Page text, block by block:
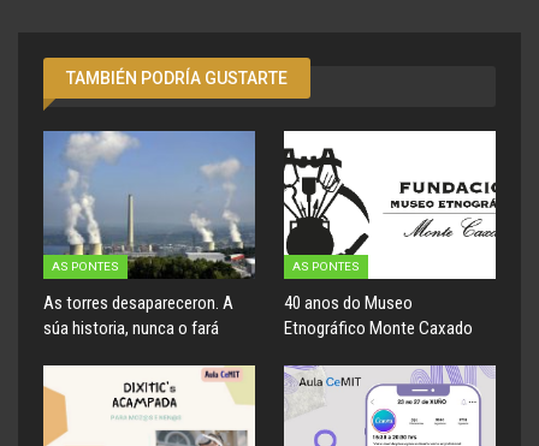
TAMBIÉN PODRÍA GUSTARTE
AS PONTES
As torres desapareceron. A
súa historia, nunca o fará
AS PONTES
40 anos do Museo
Etnográfico Monte Caxado